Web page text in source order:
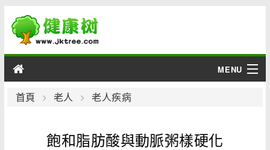
MENU
男性
首頁 老人 老人疾病
飽和脂肪酸與動脈粥樣硬化